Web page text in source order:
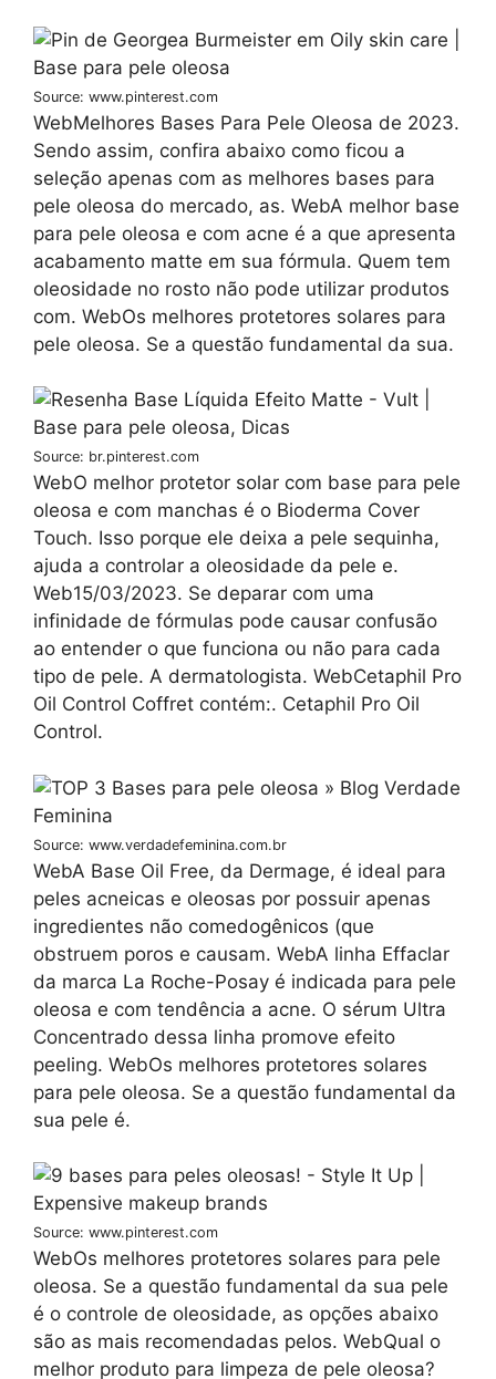
Source: www.pinterest.com
WebMelhores Bases Para Pele Oleosa de 2023.
Sendo assim, confira abaixo como ficou a
seleção apenas com as melhores bases para
pele oleosa do mercado, as. WebA melhor base
para pele oleosa e com acne é a que apresenta
acabamento matte em sua fórmula. Quem tem
oleosidade no rosto não pode utilizar produtos
com. WebOs melhores protetores solares para
pele oleosa. Se a questão fundamental da sua.
Source: br.pinterest.com
WebO melhor protetor solar com base para pele
oleosa e com manchas é o Bioderma Cover
Touch. Isso porque ele deixa a pele sequinha,
ajuda a controlar a oleosidade da pele e.
Web15/03/2023. Se deparar com uma
infinidade de fórmulas pode causar confusão
ao entender o que funciona ou não para cada
tipo de pele. A dermatologista. WebCetaphil Pro
Oil Control Coffret contém:. Cetaphil Pro Oil
Control.
Source: www.verdadefeminina.com.br
WebA Base Oil Free, da Dermage, é ideal para
peles acneicas e oleosas por possuir apenas
ingredientes não comedogênicos (que
obstruem poros e causam. WebA linha Effaclar
da marca La Roche-Posay é indicada para pele
oleosa e com tendência a acne. O sérum Ultra
Concentrado dessa linha promove efeito
peeling. WebOs melhores protetores solares
para pele oleosa. Se a questão fundamental da
sua pele é.
Source: www.pinterest.com
WebOs melhores protetores solares para pele
oleosa. Se a questão fundamental da sua pele
é o controle de oleosidade, as opções abaixo
são as mais recomendadas pelos. WebQual o
melhor produto para limpeza de pele oleosa?